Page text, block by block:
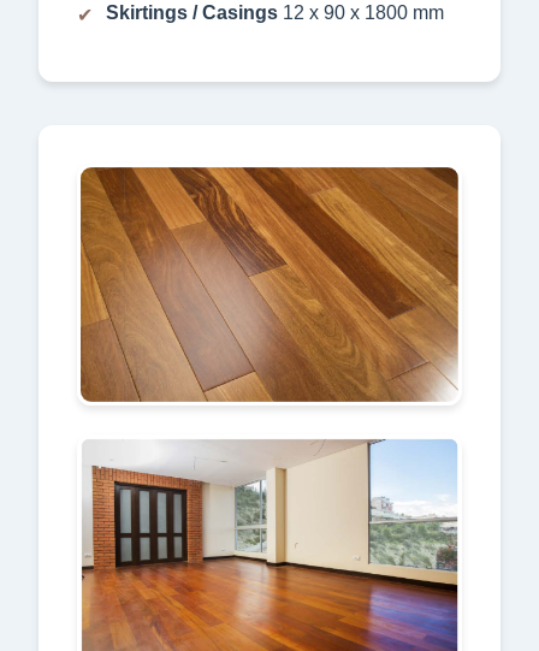
Skirtings / Casings 12 x 90 x 1800 mm